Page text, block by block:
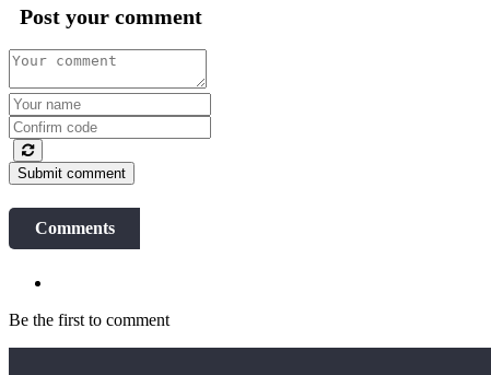
Post your comment
Submit comment
Comments
Be the first to comment